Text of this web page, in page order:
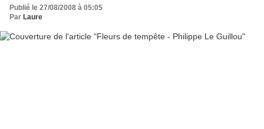
Publié le 27/08/2008 à 05:05
Par Laure